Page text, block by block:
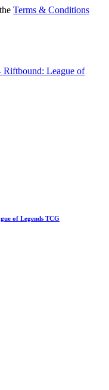
Terms & Conditions
of Legends TCG